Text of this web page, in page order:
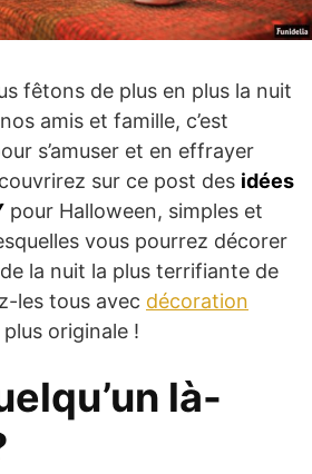
fêtons de plus en plus la nuit
amis et famille, c’est
s’amuser et en effrayer
sur ce post des idées
pour Halloween, simples et
vous pourrez décorer
la nuit la plus terrifiante de
les tous avec décoration
plus originale !
là-